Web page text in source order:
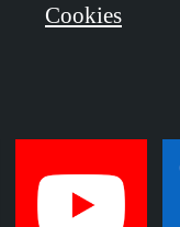
Cookies